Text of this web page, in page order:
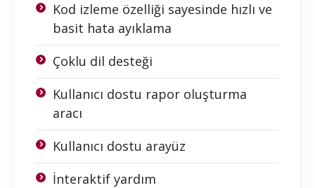
Kod izleme özelliği sayesinde hızlı ve
basit hata ayıklama
Çoklu dil desteği
Kullanıcı dostu rapor oluşturma
aracı
Kullanıcı dostu arayüz
İnteraktif yardım